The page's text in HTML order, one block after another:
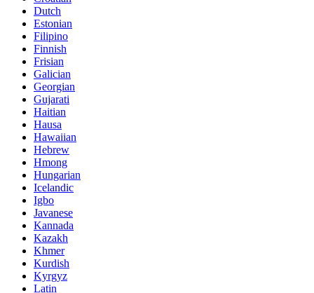
Dutch
Estonian
Filipino
Finnish
Frisian
Galician
Georgian
Gujarati
Haitian
Hausa
Hawaiian
Hebrew
Hmong
Hungarian
Icelandic
Igbo
Javanese
Kannada
Kazakh
Khmer
Kurdish
Kyrgyz
Latin